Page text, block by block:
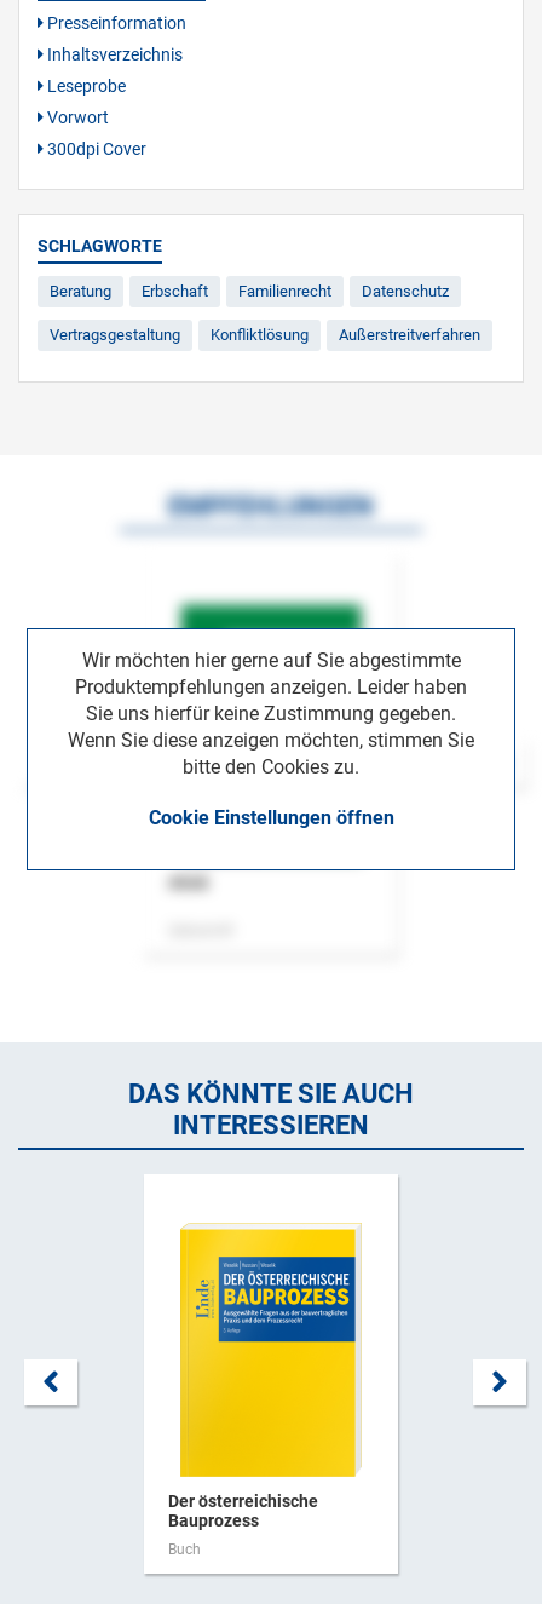
Presseinformation
Inhaltsverzeichnis
Leseprobe
Vorwort
300dpi Cover
SCHLAGWORTE
Beratung Erbschaft Familienrecht Datenschutz
Vertragsgestaltung Konfliktlösung Außerstreitverfahren
Wir möchten hier gerne auf Sie abgestimmte
Produktempfehlungen anzeigen. Leider haben
Sie uns hierfür keine Zustimmung gegeben.
Wenn Sie diese anzeigen möchten, stimmen Sie
bitte den Cookies zu.
Cookie Einstellungen öffnen
EMPFEHLUNGEN
DAS KÖNNTE SIE AUCH
INTERESSIEREN
Der österreichische
Bauprozess
Buch